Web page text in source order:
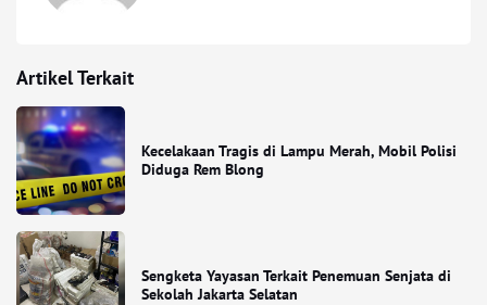
Artikel Terkait
Kecelakaan Tragis di Lampu Merah, Mobil Polisi
Diduga Rem Blong
Sengketa Yayasan Terkait Penemuan Senjata di
Sekolah Jakarta Selatan